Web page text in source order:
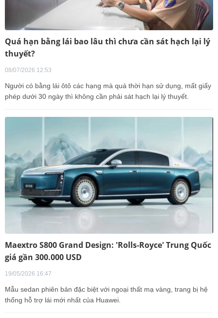
Quá hạn bằng lái bao lâu thì chưa cần sát hạch lại lý
thuyết?
08/07/2026 12:53
Người có bằng lái ôtô các hạng mà quá thời hạn sử dụng, mất giấy
phép dưới 30 ngày thì không cần phải sát hạch lại lý thuyết.
Maextro S800 Grand Design: 'Rolls-Royce' Trung Quốc
giá gần 300.000 USD
19/05/2026 16:47
Mẫu sedan phiên bản đặc biệt với ngoại thất mạ vàng, trang bị hệ
thống hỗ trợ lái mới nhất của Huawei.